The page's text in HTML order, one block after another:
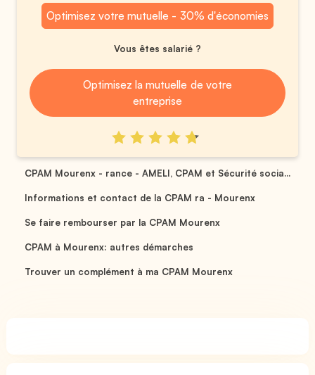
Optimisez votre mutuelle - 30% d'économies
Vous êtes salarié ?
Optimisez la mutuelle de votre
entreprise
CPAM Mourenx - rance - AMELI, CPAM et Sécurité socia...
Informations et contact de la CPAM ra - Mourenx
Se faire rembourser par la CPAM Mourenx
CPAM à Mourenx: autres démarches
Trouver un complément à ma CPAM Mourenx